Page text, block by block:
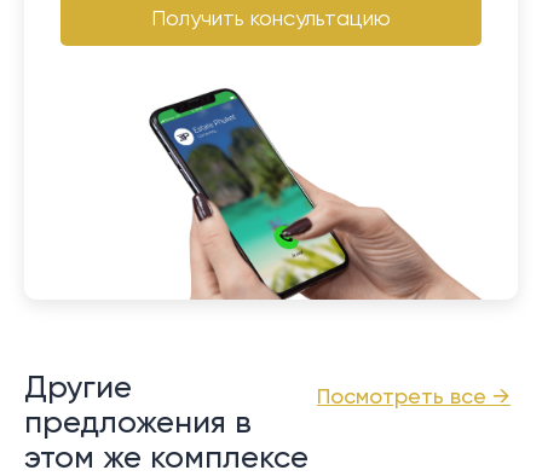
Получить консультацию
Посмотреть все →
Другие
предложения в
этом же комплексе